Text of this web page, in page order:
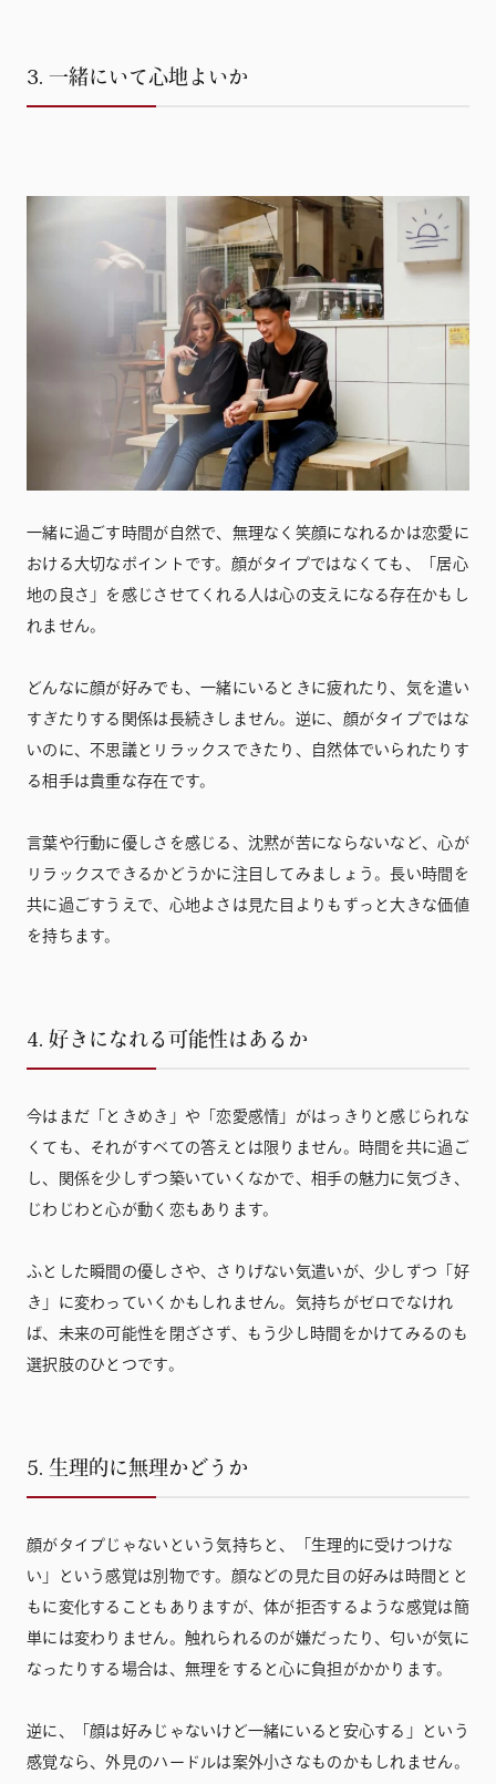
3. 一緒にいて心地よいか
一緒に過ごす時間が自然で、無理なく笑顔になれるかは恋愛に
おける大切なポイントです。顔がタイプではなくても、「居心
地の良さ」を感じさせてくれる人は心の支えになる存在かもし
れません。
どんなに顔が好みでも、一緒にいるときに疲れたり、気を遣い
すぎたりする関係は長続きしません。逆に、顔がタイプではな
いのに、不思議とリラックスできたり、自然体でいられたりす
る相手は貴重な存在です。
言葉や行動に優しさを感じる、沈黙が苦にならないなど、心が
リラックスできるかどうかに注目してみましょう。長い時間を
共に過ごすうえで、心地よさは見た目よりもずっと大きな価値
を持ちます。
4. 好きになれる可能性はあるか
今はまだ「ときめき」や「恋愛感情」がはっきりと感じられな
くても、それがすべての答えとは限りません。時間を共に過ご
し、関係を少しずつ築いていくなかで、相手の魅力に気づき、
じわじわと心が動く恋もあります。
ふとした瞬間の優しさや、さりげない気遣いが、少しずつ「好
き」に変わっていくかもしれません。気持ちがゼロでなけれ
ば、未来の可能性を閉ざさず、もう少し時間をかけてみるのも
選択肢のひとつです。
5. 生理的に無理かどうか
顔がタイプじゃないという気持ちと、「生理的に受けつけな
い」という感覚は別物です。顔などの見た目の好みは時間とと
もに変化することもありますが、体が拒否するような感覚は簡
単には変わりません。触れられるのが嫌だったり、匂いが気に
なったりする場合は、無理をすると心に負担がかかります。
逆に、「顔は好みじゃないけど一緒にいると安心する」という
感覚なら、外見のハードルは案外小さなものかもしれません。